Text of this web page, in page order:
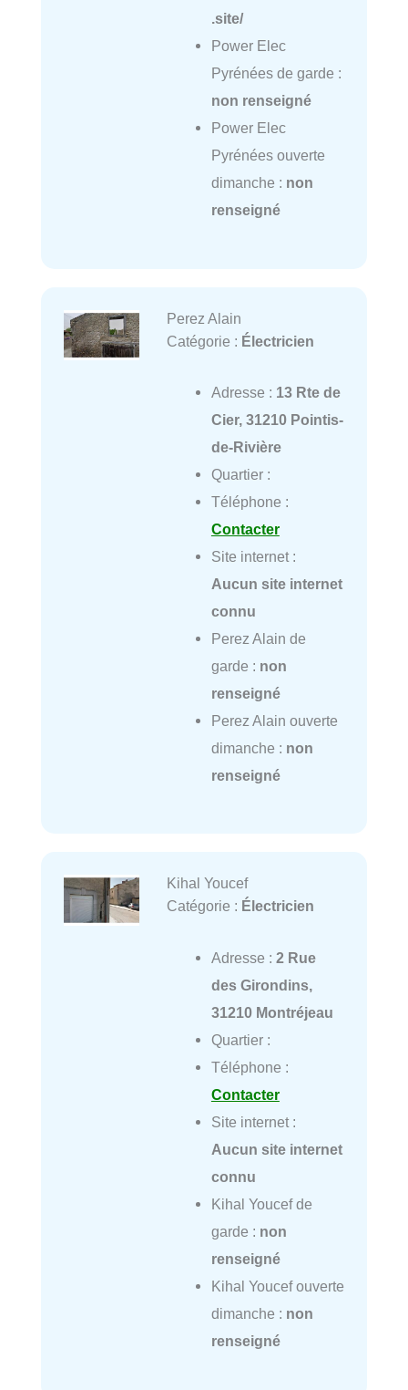
.site/
Power Elec
Pyrénées de garde :
non renseigné
Power Elec
Pyrénées ouverte
dimanche : non
renseigné
Perez Alain
Catégorie : Électricien
Adresse : 13 Rte de
Cier, 31210 Pointis-
de-Rivière
Quartier :
Téléphone :
Contacter
Site internet :
Aucun site internet
connu
Perez Alain de
garde : non
renseigné
Perez Alain ouverte
dimanche : non
renseigné
Kihal Youcef
Catégorie : Électricien
Adresse : 2 Rue
des Girondins,
31210 Montréjeau
Quartier :
Téléphone :
Contacter
Site internet :
Aucun site internet
connu
Kihal Youcef de
garde : non
renseigné
Kihal Youcef ouverte
dimanche : non
renseigné